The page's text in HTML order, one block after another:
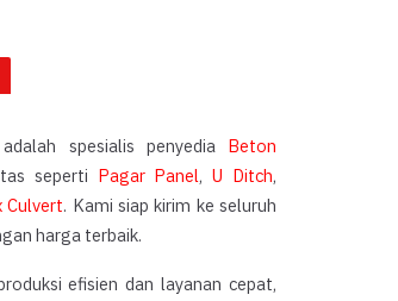
spesialis penyedia Beton
seperti Pagar Panel,U Ditch,
Culvert. Kami siap kirim ke seluruh
harga terbaik.
efisien dan layanan cepat,